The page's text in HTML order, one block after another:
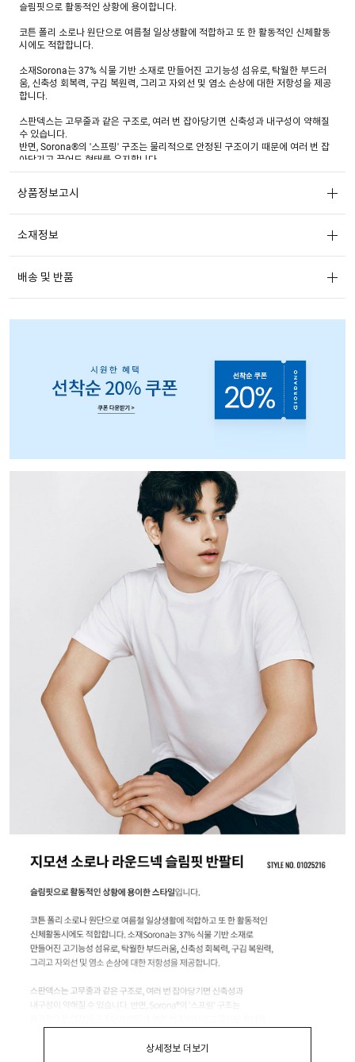
슬림핏으로 활동적인 상황에 용이합니다.
코튼 폴리 소로나 원단으로 여름철 일상생활에 적합하고 또 한 활동적인 신체활동
시에도 적합합니다.
소재Sorona는 37% 식물 기반 소재로 만들어진 고기능성 섬유로, 탁월한 부드러
움, 신축성 회복력, 구김 복원력, 그리고 자외선 및 염소 손상에 대한 저항성을 제공
합니다.
스판덱스는 고무줄과 같은 구조로, 여러 번 잡아당기면 신축성과 내구성이 약해질
수 있습니다.
반면, Sorona®의 '스프링' 구조는 물리적으로 안정된 구조이기 때문에 여러 번 잡
아당기고 끌어도 형태를 유지합니다.
상품정보고시
소재정보
배송 및 반품
상세정보 더보기